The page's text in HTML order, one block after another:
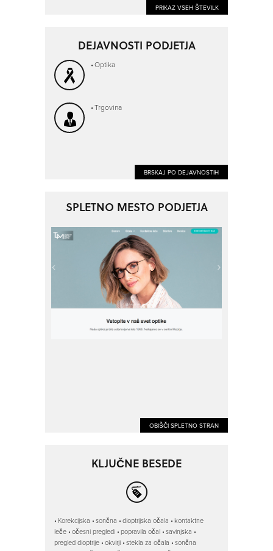
PRIKAZ VSEH ŠTEVILK
DEJAVNOSTI PODJETJA
Optika
Trgovina
BRSKAJ PO DEJAVNOSTIH
SPLETNO MESTO PODJETJA
OBIŠČI SPLETNO STRAN
KLJUČNE BESEDE
Korekcijska sončna dioptrijska očala
kontaktne
leče očesni pregledi popravila očal savinjska
pregled dioptrije okvirji stekla za očala
sončna